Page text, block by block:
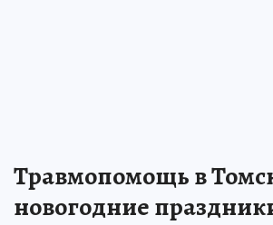
Травмопомощь в
новогодние